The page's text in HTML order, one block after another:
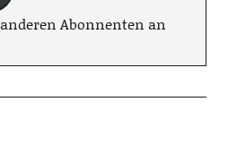
anderen Abonnenten an